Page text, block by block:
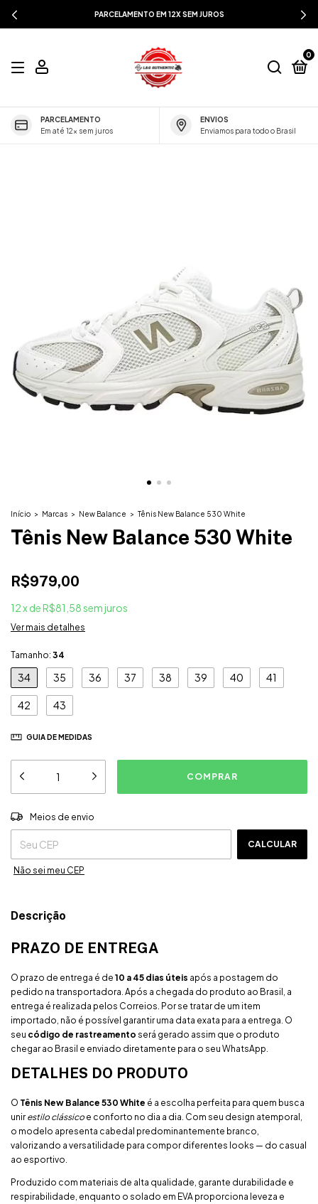
PARCELAMENTO EM 12X SEM JUROS
0
PARCELAMENTO
Em até 12x sem juros
ENVIOS
Enviamos para todo o Brasil
Início > Marcas > New Balance > Tênis New Balance 530 White
Tênis New Balance 530 White
R$979,00
12xdeR$81,58sem juros
Ver mais detalhes
Tamanho: 34
34 35 36 37 38 39 40 41
42 43
GUIA DE MEDIDAS
Entregas para o CEP:
Meios de envio
CALCULAR
Não sei meu CEP
Descrição
PRAZO DE ENTREGA
O prazo de entrega é de 10 a 45 dias úteis após a postagem do
pedido na transportadora. Após a chegada do produto ao Brasil, a
entrega é realizada pelos Correios. Por se tratar de um item
importado, não é possível garantir uma data exata para a entrega. O
seu código de rastreamento será gerado assim que o produto
chegar ao Brasil e enviado diretamente para o seu WhatsApp.
DETALHES DO PRODUTO
O Tênis New Balance 530 White é a escolha perfeita para quem busca
unir estilo clássico e conforto no dia a dia. Com seu design atemporal,
o modelo apresenta cabedal predominantemente branco,
valorizando a versatilidade para compor diferentes looks — do casual
ao esportivo.
Produzido com materiais de alta qualidade, garante durabilidade e
respirabilidade, enquanto o solado em EVA proporciona leveza e